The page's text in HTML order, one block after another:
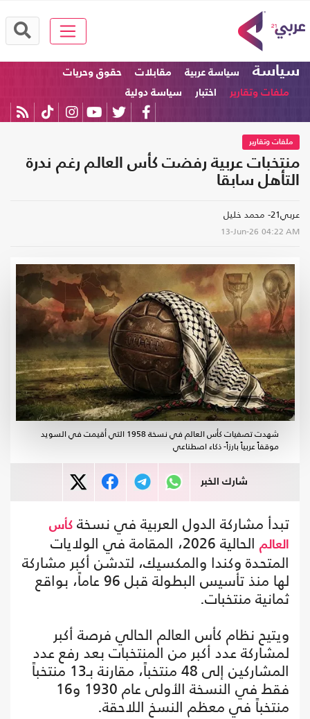
سياسة سياسة عربية مقابلات
حقوق وحريات
ملفات وتقارير
اختبار سياسة دولية
ملفات وتقارير
منتخبات عربية رفضت كأس العالم رغم ندرة
التأهل سابقا
عربي21- محمد خليل
13-Jun-26 04:22 AM
شهدت تصفيات كأس العالم في نسخة 1958 التي أقيمت في السويد
موقفاً عربياً بارزاً- ذكاء اصطناعي
شارك الخبر
تبدأ مشاركة الدول العربية في نسخة كأس
العالم
الحالية 2026، المقامة في الولايات
المتحدة وكندا والمكسيك، لتدشن أكبر مشاركة
لها منذ تأسيس البطولة قبل 96 عاماً، بواقع
ثمانية منتخبات.
ويتيح نظام كأس العالم الحالي فرصة أكبر
لمشاركة عدد أكبر من المنتخبات بعد رفع عدد
المشاركين إلى 48 منتخباً، مقارنة بـ13 منتخباً
فقط في النسخة الأولى عام 1930 و16
منتخباً في معظم النسخ اللاحقة.